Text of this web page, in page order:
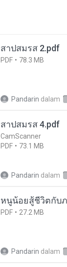
สาปสมรส 2.pdf
PDF 78.3 MB
Pandarin dalam
สาปสมรส 4.pdf
CamScanner
PDF
73.1 MB
Pandarin dalam
หนูน้อยสู้ชีวิตกับ
PDF 27.2 MB
Pandarin dalam